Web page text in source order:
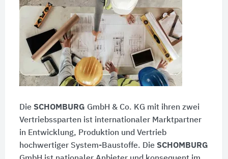
Die SCHOMBURG GmbH & Co. KG mit ihren zwei
Vertriebssparten ist internationaler Marktpartner
in Entwicklung, Produktion und Vertrieb
hochwertiger System-Baustoffe. Die SCHOMBURG